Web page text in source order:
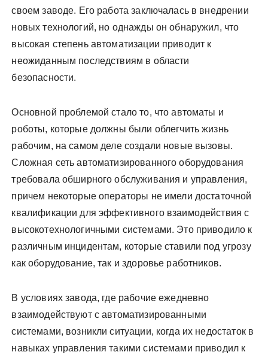
своем заводе. Его работа заключалась в внедрении
новых технологий, но однажды он обнаружил, что
высокая степень автоматизации приводит к
неожиданным последствиям в области
безопасности.
Основной проблемой стало то, что автоматы и
роботы, которые должны были облегчить жизнь
рабочим, на самом деле создали новые вызовы.
Сложная сеть автоматизированного оборудования
требовала обширного обслуживания и управления,
причем некоторые операторы не имели достаточной
квалификации для эффективного взаимодействия с
высокотехнологичными системами. Это приводило к
различным инцидентам, которые ставили под угрозу
как оборудование, так и здоровье работников.
В условиях завода, где рабочие ежедневно
взаимодействуют с автоматизированными
системами, возникли ситуации, когда их недостаток в
навыках управления такими системами приводил к